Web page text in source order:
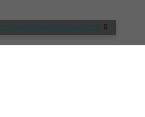
HIMALIFE PRÁVĚ NA ESHOPU 🌸